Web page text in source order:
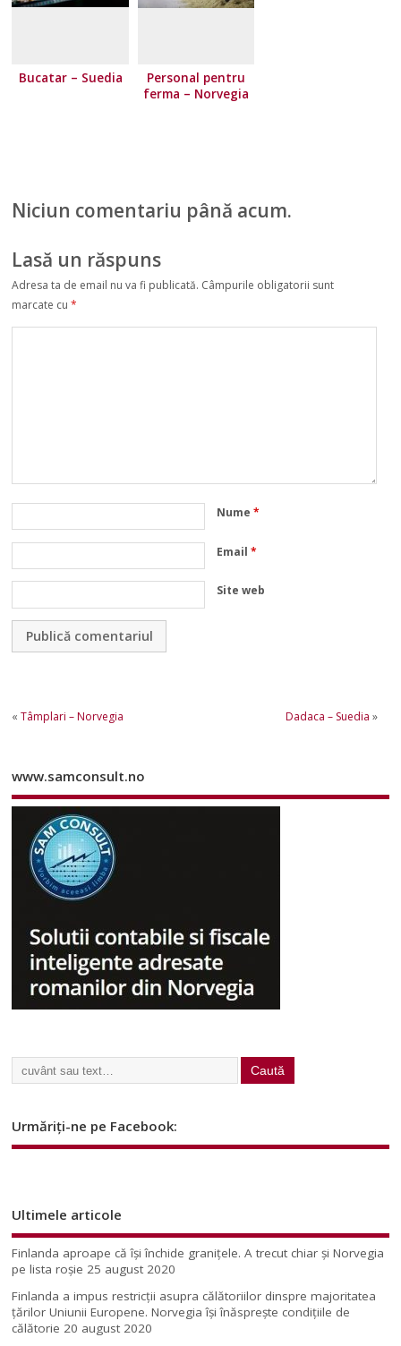
Bucatar – Suedia
Personal pentru
ferma – Norvegia
Niciun comentariu până acum.
Lasă un răspuns
Adresa ta de email nu va fi publicată. Câmpurile obligatorii sunt
marcate cu*
Nume*
Email*
Site web
«Tâmplari – Norvegia Dadaca – Suedia »
www.samconsult.no
Urmăriți-ne pe Facebook:
Ultimele articole
Finlanda aproape că își închide granițele. A trecut chiar și Norvegia
pe lista roșie 25 august 2020
Finlanda a impus restricţii asupra călătoriilor dinspre majoritatea
ţărilor Uniunii Europene. Norvegia își înăsprește condițiile de
călătorie 20 august 2020